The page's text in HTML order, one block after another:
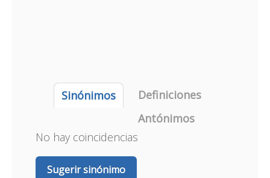
Sinónimos
Definiciones
Antónimos
No hay coincidencias
Sugerir sinónimo